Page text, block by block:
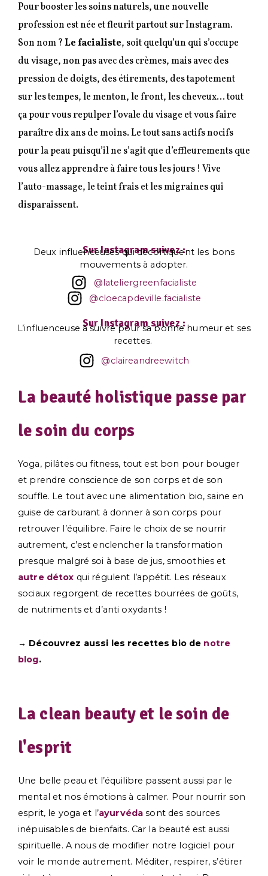
Pour booster les soins naturels, une nouvelle
profession est née et fleurit partout sur Instagram.
Son nom ?Le facialiste, soit quelqu’un qui s’occupe
du visage, non pas avec des crèmes, mais avec des
pression de doigts, des étirements, des tapotement
sur les tempes, le menton, le front, les cheveux… tout
ça pour vous repulper l’ovale du visage et vous faire
paraître dix ans de moins. Le tout sans actifs nocifs
pour la peau puisqu’il ne s’agit que d’effleurements que
vous allez apprendre à faire tous les jours ! Vive
l’auto-massage, le teint frais et les migraines qui
disparaissent.
Sur Instagram suivez :
Deux influenceuses qui décortiquent les bons
mouvements à adopter.
@lateliergreenfacialiste
@cloecapdeville.facialiste
Sur Instagram suivez :
L’influenceuse à suivre pour sa bonne humeur et ses
recettes.
@claireandreewitch
La beauté holistique passe par
le soin du corps
Yoga, pilâtes ou fitness, tout est bon pour bouger
et prendre conscience de son corps et de son
souffle. Le tout avec une alimentation bio, saine en
guise de carburant à donner à son corps pour
retrouver l’équilibre. Faire le choix de se nourrir
autrement, c’est enclencher la transformation
presque malgré soi à base de jus, smoothies et
autre détox qui régulent l’appétit. Les réseaux
sociaux regorgent de recettes bourrées de goûts,
de nutriments et d’anti oxydants !
→ Découvrez aussi les recettes bio de notre
blog.
La clean beauty et le soin de
l'esprit
Une belle peau et l’équilibre passent aussi par le
mental et nos émotions à calmer. Pour nourrir son
esprit, le yoga et l’ayurvéda sont des sources
inépuisables de bienfaits. Car la beauté est aussi
spirituelle. A nous de modifier notre logiciel pour
voir le monde autrement. Méditer, respirer, s’étirer